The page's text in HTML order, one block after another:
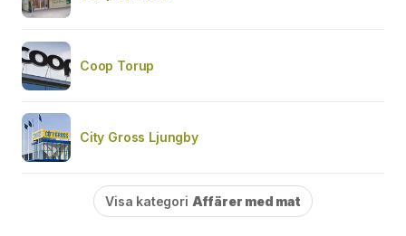
Coop Torup
City Gross Ljungby
Visa kategori Affärer med mat